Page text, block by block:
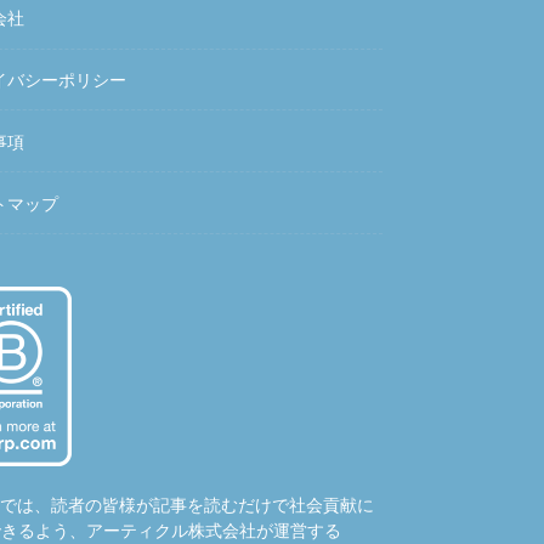
社
バシーポリシー
項
マップ
は、読者の皆様が記事を読むだけで社会貢献に
るよう、アーティクル株式会社が運営する